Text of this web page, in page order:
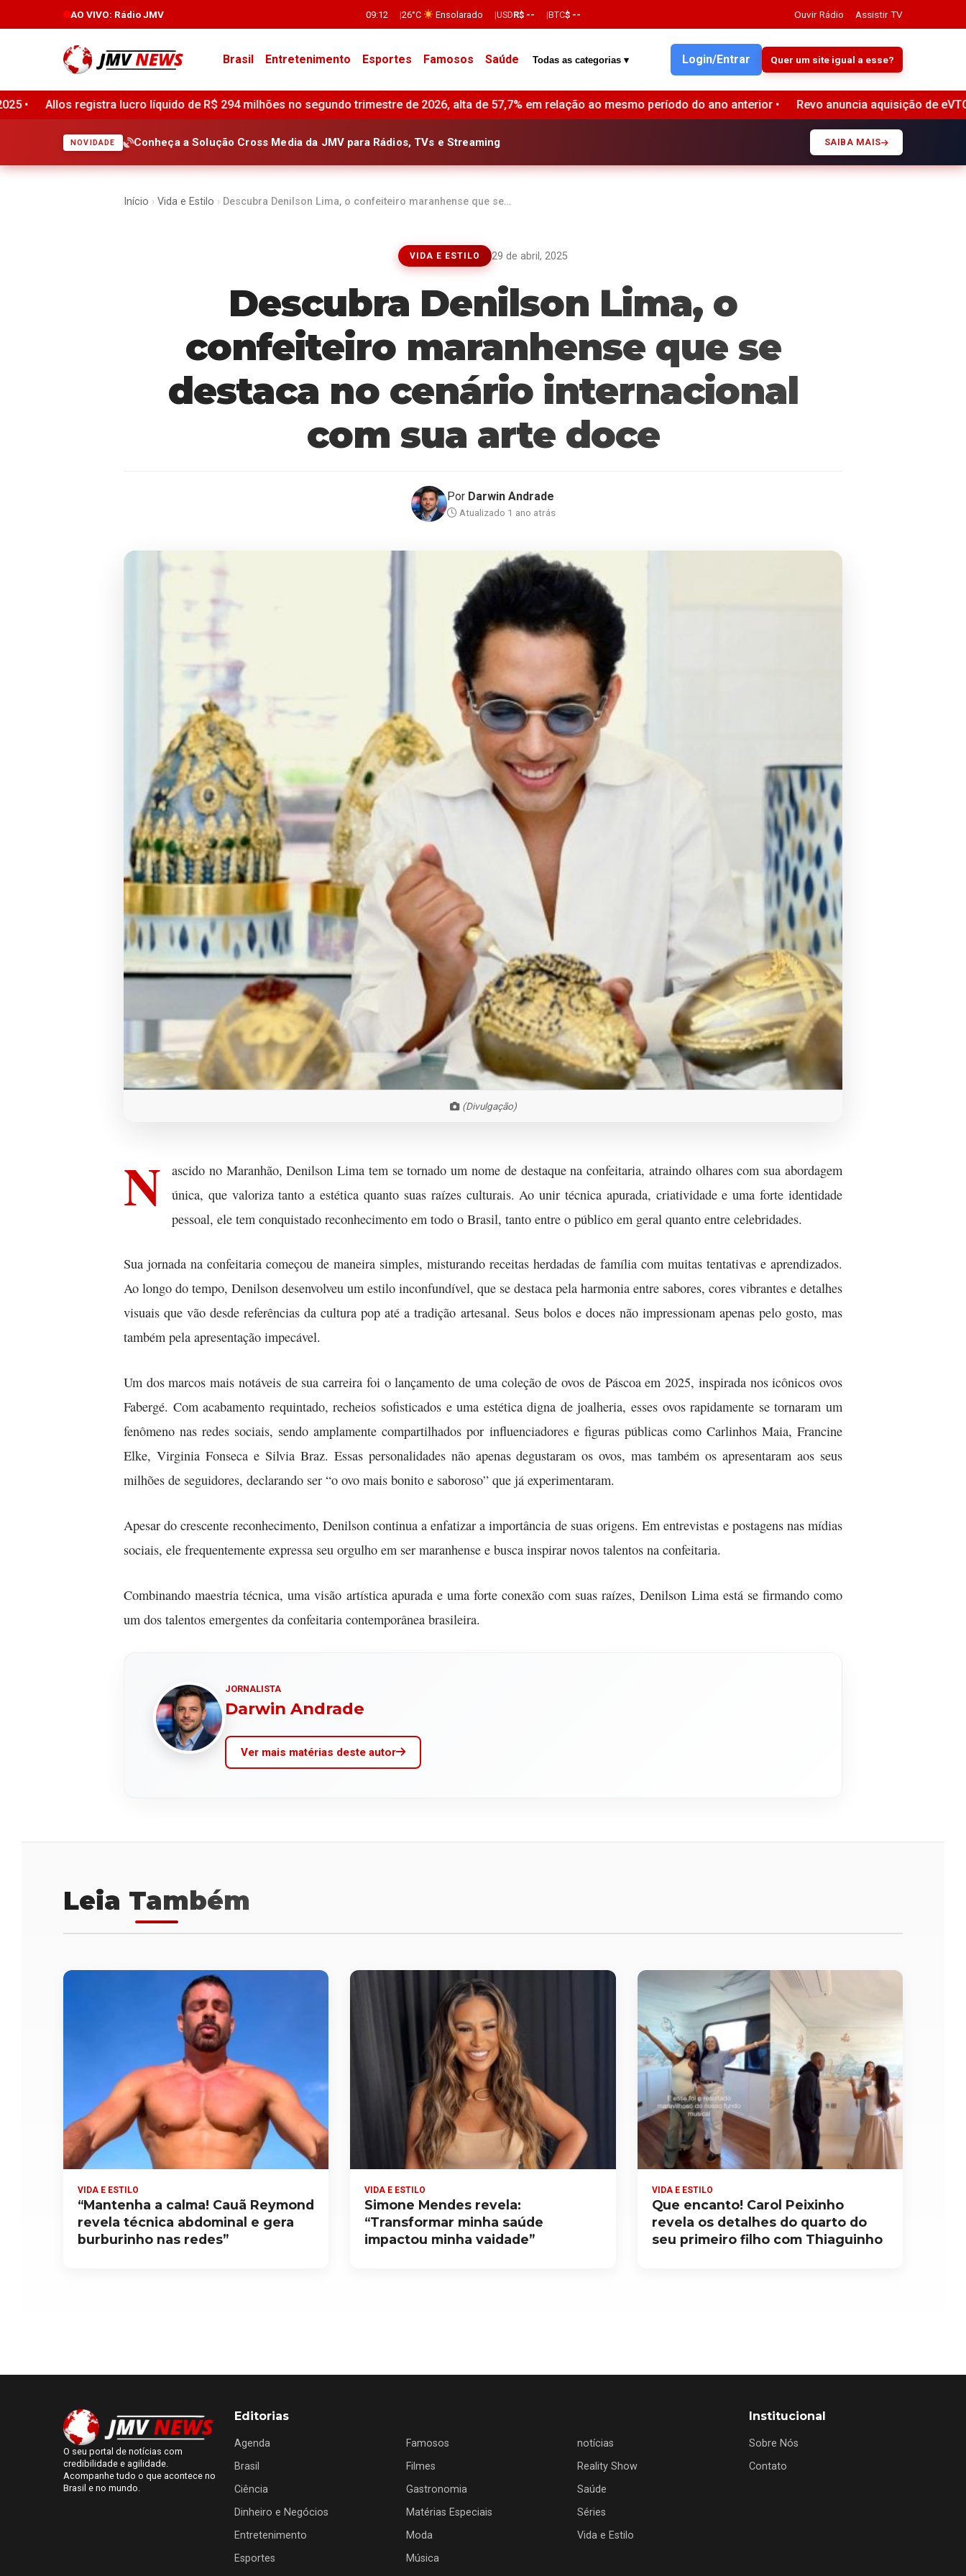
AO VIVO: Rádio JMV 09:12 26°C Ensolarado USDR$ -- BTC$ -- Ouvir Rádio Assistir TV
Brasil Entretenimento Esportes Famosos Saúde Todas as categorias ▾ Login/Entrar Quer um site igual a esse?
milhões no segundo trimestre de 2026, alta de 57,7% em relação ao mesmo período do ano anterior • Revo anuncia aquisição de eVTOLs da Embraer e planeja expansão
NOVIDADE Conheça a Solução Cross Media da JMV para Rádios, TVs e Streaming SAIBA MAIS
Início › Vida e Estilo › Descubra Denilson Lima, o confeiteiro maranhense que se…
VIDA E ESTILO 29 de abril, 2025
Descubra Denilson Lima, o
confeiteiro maranhense que se
destaca no cenário internacional
com sua arte doce
Por Darwin Andrade
Atualizado 1 ano atrás
(Divulgação)
N
ascido no Maranhão, Denilson Lima tem se tornado um nome de destaque na confeitaria, atraindo olhares com sua abordagem
única, que valoriza tanto a estética quanto suas raízes culturais. Ao unir técnica apurada, criatividade e uma forte identidade
pessoal, ele tem conquistado reconhecimento em todo o Brasil, tanto entre o público em geral quanto entre celebridades.
Sua jornada na confeitaria começou de maneira simples, misturando receitas herdadas de família com muitas tentativas e aprendizados.
Ao longo do tempo, Denilson desenvolveu um estilo inconfundível, que se destaca pela harmonia entre sabores, cores vibrantes e detalhes
visuais que vão desde referências da cultura pop até a tradição artesanal. Seus bolos e doces não impressionam apenas pelo gosto, mas
também pela apresentação impecável.
Um dos marcos mais notáveis de sua carreira foi o lançamento de uma coleção de ovos de Páscoa em 2025, inspirada nos icônicos ovos
Fabergé. Com acabamento requintado, recheios sofisticados e uma estética digna de joalheria, esses ovos rapidamente se tornaram um
fenômeno nas redes sociais, sendo amplamente compartilhados por influenciadores e figuras públicas como Carlinhos Maia, Francine
Elke, Virginia Fonseca e Silvia Braz. Essas personalidades não apenas degustaram os ovos, mas também os apresentaram aos seus
milhões de seguidores, declarando ser “o ovo mais bonito e saboroso” que já experimentaram.
Apesar do crescente reconhecimento, Denilson continua a enfatizar a importância de suas origens. Em entrevistas e postagens nas mídias
sociais, ele frequentemente expressa seu orgulho em ser maranhense e busca inspirar novos talentos na confeitaria.
Combinando maestria técnica, uma visão artística apurada e uma forte conexão com suas raízes, Denilson Lima está se firmando como
um dos talentos emergentes da confeitaria contemporânea brasileira.
JORNALISTA
Darwin Andrade
Ver mais matérias deste autor
Leia Também
VIDA E ESTILO
“Mantenha a calma! Cauã Reymond
revela técnica abdominal e gera
burburinho nas redes”
VIDA E ESTILO
Simone Mendes revela:
“Transformar minha saúde
impactou minha vaidade”
VIDA E ESTILO
Que encanto! Carol Peixinho
revela os detalhes do quarto do
seu primeiro filho com Thiaguinho
O seu portal de notícias com
credibilidade e agilidade.
Acompanhe tudo o que acontece no
Brasil e no mundo.
Editorias
Agenda
Brasil
Ciência
Dinheiro e Negócios
Entretenimento
Esportes
Famosos
Filmes
Gastronomia
Matérias Especiais
Moda
Música
notícias
Reality Show
Saúde
Séries
Vida e Estilo
Institucional
Sobre Nós
Contato